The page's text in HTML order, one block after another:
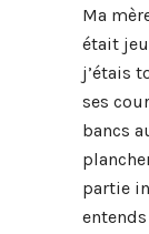
Ma
était
j’étais
ses
bancs
partie